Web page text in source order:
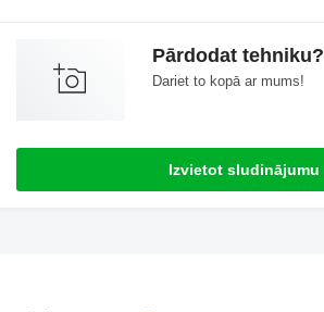
Pārdodat tehniku?
Dariet to kopā ar mums!
Izvietot sludinājumu